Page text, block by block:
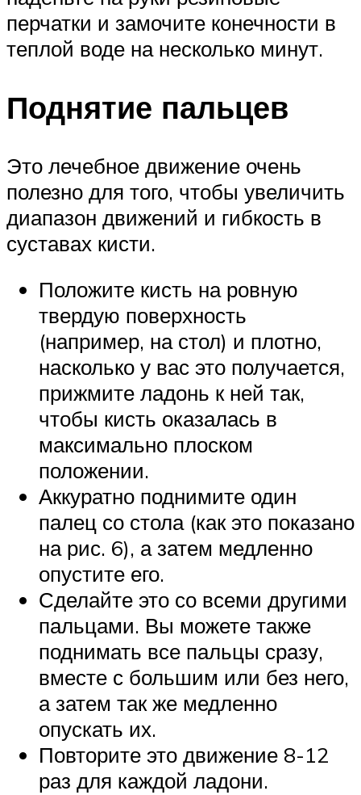
перчатки и замочите конечности в
теплой воде на несколько минут.
Поднятие пальцев
Это лечебное движение очень
полезно для того, чтобы увеличить
диапазон движений и гибкость в
суставах кисти.
Положите кисть на ровную
твердую поверхность
(например, на стол) и плотно,
насколько у вас это получается,
прижмите ладонь к ней так,
чтобы кисть оказалась в
максимально плоском
положении.
Аккуратно поднимите один
палец со стола (как это показано
на рис. 6), а затем медленно
опустите его.
Сделайте это со всеми другими
пальцами. Вы можете также
поднимать все пальцы сразу,
вместе с большим или без него,
а затем так же медленно
опускать их.
Повторите это движение 8-12
раз для каждой ладони.